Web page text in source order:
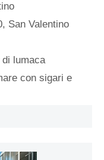
, San Valentino
lumaca
con sigari e